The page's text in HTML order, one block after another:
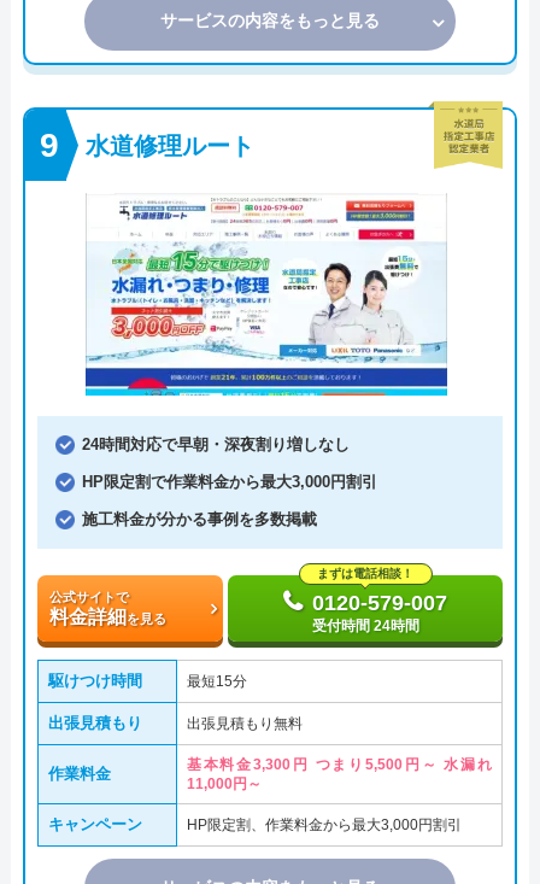
サービスの内容をもっと見る
水道修理ルート
24時間対応で早朝・深夜割り増しなし
HP限定割で作業料金から最大3,000円割引
施工料金が分かる事例を多数掲載
公式サイトで
料金詳細を見る
まずは電話相談！
0120-579-007
受付時間 24時間
駆けつけ時間 最短15分
出張見積もり 出張見積もり無料
作業料金
基本料金3,300円 つまり5,500円～ 水漏れ
11,000円～
キャンペーン HP限定割、作業料金から最大3,000円割引